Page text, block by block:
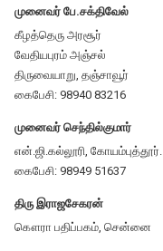
முனைவர் பே.சக்திவேல்
கீழத்தெரு அரசூர்
வேதியபுரம் அஞ்சல்
திருவையாறு, தஞ்சாவூர்
கைபேசி: 98940 83216
முனைவர் செந்தில்குமார்
என்.ஜி.கல்லூரி, கோயம்புத்தூர்.
கைபேசி: 98949 51637
திரு இராஜசேகரன்
கௌரா பதிப்பகம், சென்னை